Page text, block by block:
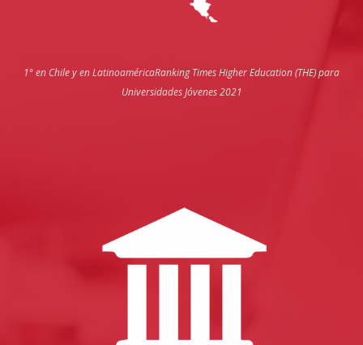
1° en Chile y en LatinoaméricaRanking Times Higher Education (THE) para
Universidades Jóvenes 2021